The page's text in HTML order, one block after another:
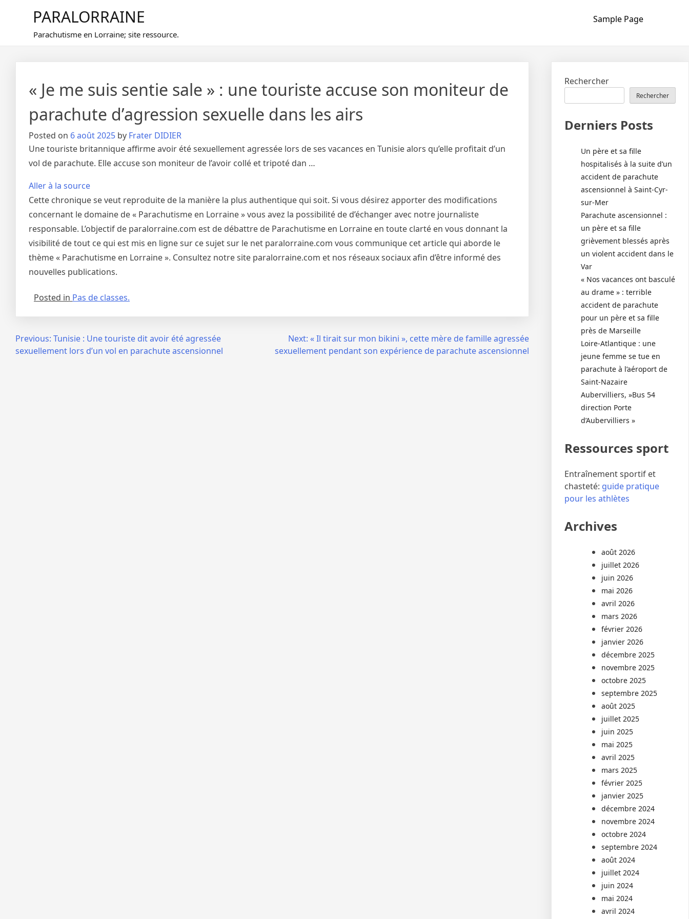
PARALORRAINE
Parachutisme en Lorraine; site ressource.
Sample Page
« Je me suis sentie sale » : une touriste accuse son moniteur de
parachute d’agression sexuelle dans les airs
Posted on 6 août 2025 by Frater DIDIER
Une touriste britannique affirme avoir été sexuellement agressée lors de ses vacances en Tunisie alors qu’elle profitait d’un
vol de parachute. Elle accuse son moniteur de l’avoir collé et tripoté dan …
Aller à la source
Cette chronique se veut reproduite de la manière la plus authentique qui soit. Si vous désirez apporter des modifications
concernant le domaine de « Parachutisme en Lorraine » vous avez la possibilité de d’échanger avec notre journaliste
responsable. L’objectif de paralorraine.com est de débattre de Parachutisme en Lorraine en toute clarté en vous donnant la
visibilité de tout ce qui est mis en ligne sur ce sujet sur le net paralorraine.com vous communique cet article qui aborde le
thème « Parachutisme en Lorraine ». Consultez notre site paralorraine.com et nos réseaux sociaux afin d’être informé des
nouvelles publications.
Posted in Pas de classes.
Navigation
Previous: Tunisie : Une touriste dit avoir été agressée
sexuellement lors d’un vol en parachute ascensionnel
Next: « Il tirait sur mon bikini », cette mère de famille agressée
sexuellement pendant son expérience de parachute ascensionnel
Rechercher
Rechercher
Derniers Posts
Un père et sa fille
hospitalisés à la suite d’un
accident de parachute
ascensionnel à Saint-Cyr-
sur-Mer
Parachute ascensionnel :
un père et sa fille
grièvement blessés après
un violent accident dans le
Var
« Nos vacances ont basculé
au drame » : terrible
accident de parachute
pour un père et sa fille
près de Marseille
Loire-Atlantique : une
jeune femme se tue en
parachute à l’aéroport de
Saint-Nazaire
Aubervilliers, »Bus 54
direction Porte
d’Aubervilliers »
Ressources sport
Entraînement sportif et
chasteté: guide pratique
pour les athlètes
Archives
août 2026
juillet 2026
juin 2026
mai 2026
avril 2026
mars 2026
février 2026
janvier 2026
décembre 2025
novembre 2025
octobre 2025
septembre 2025
août 2025
juillet 2025
juin 2025
mai 2025
avril 2025
mars 2025
février 2025
janvier 2025
décembre 2024
novembre 2024
octobre 2024
septembre 2024
août 2024
juillet 2024
juin 2024
mai 2024
avril 2024